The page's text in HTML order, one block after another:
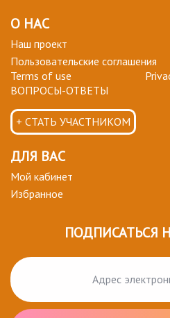
О НАС
Наш проект
Пользовательские соглашения
Terms of use
ВОПРОСЫ-ОТВЕТЫ
+ СТАТЬ УЧАСТНИКОМ
ДЛЯ ВАС
Мой кабинет
Избранное
ПОДПИСАТЬСЯ